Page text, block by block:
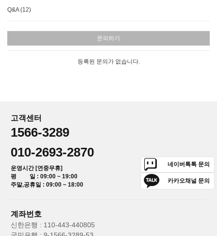
Q&A (12)
문의하기
등록된 문의가 없습니다.
고객센터
1566-3289
010-2693-2870
운영시간 [연중무휴]
평 일 : 09:00 ~ 19:00
주말,공휴일 : 09:00 ~ 18:00
네이버톡톡 문의
카카오채널 문의
계좌번호
신한은행 : 110-443-440805